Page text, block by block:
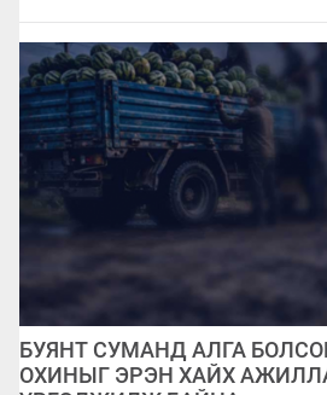
БУЯНТ СУМАНД АЛГА
ОХИНЫГ ЭРЭН ХАЙХ